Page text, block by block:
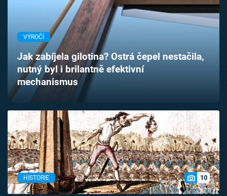
TV Program
Časopis
Sledujte prima+
Přihlášení
Sledujte nás
VÝROČÍ
Jak zabíjela gilotina? Ostrá čepel nestačila,
nutný byl i brilantně efektivní
mechanismus
HISTORIE 10